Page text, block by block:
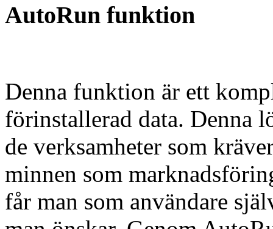
AutoRun funktion
Denna funktion är ett
förinstallerad data. Denna
de verksamheter som
minnen som
får man som användare